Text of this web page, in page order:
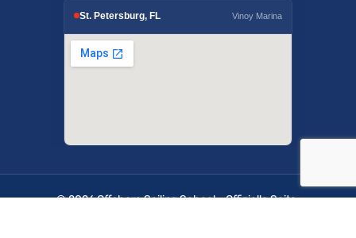
St. Petersburg, FL Vinoy Marina
© 2026 Offshore Sailing School - Offizielle Seite.